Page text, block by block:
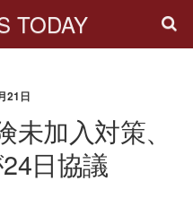
TODAY
21日
加入対策、
日協議